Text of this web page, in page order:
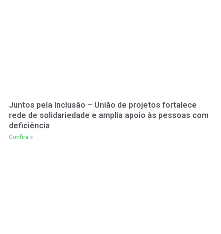
Juntos pela Inclusão – União de projetos fortalece
rede de solidariedade e amplia apoio às pessoas com
deficiência
Confira »